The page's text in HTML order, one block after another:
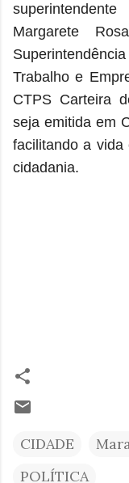
Margarete
Trabalho e
CTPS Carteira
seja emitida em
facilitando a vida
cidadania.
CIDADE
POLÍTICA